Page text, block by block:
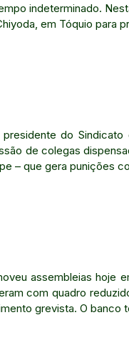
indeterminado.
em Tóquio para
presidente do
de colegas
– que gera punições
assembleias hoje
com quadro
grevista. O banco